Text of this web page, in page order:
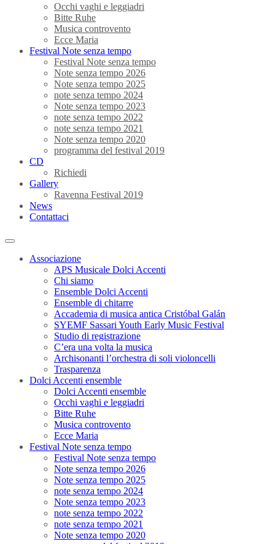
Occhi vaghi e leggiadri
Bitte Ruhe
Musica controvento
Ecce Maria
Festival Note senza tempo
Festival Note senza tempo
Note senza tempo 2026
Note senza tempo 2025
note senza tempo 2024
Note senza tempo 2023
note senza tempo 2022
note senza tempo 2021
Note senza tempo 2020
programma del festival 2019
CD
Richiedi
Gallery
Ravenna Festival 2019
News
Contattaci
Associazione
APS Musicale Dolci Accenti
Chi siamo
Ensemble Dolci Accenti
Ensemble di chitarre
Accademia di musica antica Cristóbal Galán
SYEMF Sassari Youth Early Music Festival
Studio di registrazione
C’era una volta la musica
Archisonanti l’orchestra di soli violoncelli
Trasparenza
Dolci Accenti ensemble
Dolci Accenti ensemble
Occhi vaghi e leggiadri
Bitte Ruhe
Musica controvento
Ecce Maria
Festival Note senza tempo
Festival Note senza tempo
Note senza tempo 2026
Note senza tempo 2025
note senza tempo 2024
Note senza tempo 2023
note senza tempo 2022
note senza tempo 2021
Note senza tempo 2020